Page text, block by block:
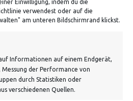
Einwilligung, indem du die
verwendest oder auf die
am unteren Bildschirmrand klickst.
Informationen auf einem Endgerät,
der Performance von
durch Statistiken oder
verschiedenen Quellen.
10:00 bis 18:00 Uhr